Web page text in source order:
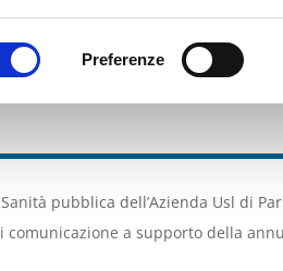
Preferenze
Screening
pubblica dell’Azienda Usl di
a supporto della